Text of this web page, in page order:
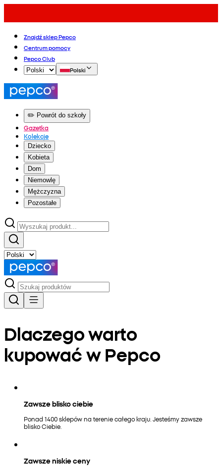
Znajdź sklep Pepco
Centrum pomocy
Pepco Club
Polski
✏️ Powrót do szkoły
Gazetka
Kolekcje
Dziecko
Kobieta
Dom
Niemowlę
Mężczyzna
Pozostałe
Dlaczego warto
kupować w Pepco
Zawsze blisko ciebie
Ponad 1400 sklepów na terenie całego kraju. Jesteśmy zawsze
blisko Ciebie.
Zawsze niskie ceny